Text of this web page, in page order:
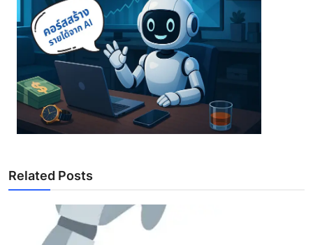
Related Posts